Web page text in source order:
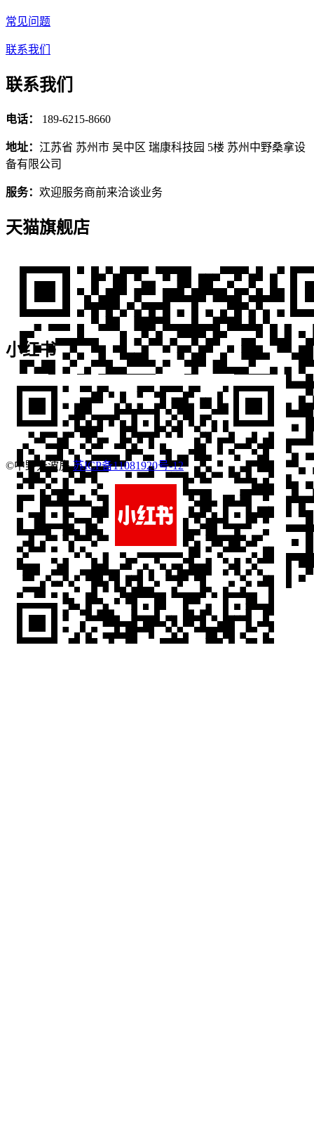
常见问题
联系我们
联系我们
电话： 189-6215-8660
地址： 江苏省 苏州市 吴中区 瑞康科技园 5楼 苏州中野桑拿设
备有限公司
服务： 欢迎服务商前来洽谈业务
天猫旗舰店
小红书
©中野光波房苏ICP备11081920号-12